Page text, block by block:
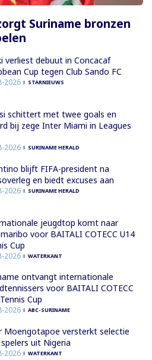
Suriname bronzen
verliest debuut in Concacaf
Cup tegen Club Sando FC
2026 STARNIEUWS
schittert met twee goals en
bij zege Inter Miami in Leagues
2026 SURINAME HERALD
blijft FIFA-president na
en biedt excuses aan
2026 SURINAME HERALD
jeugdtop komt naar
voor BAITALI COTECC U14
Cup
2026 WATERKANT
ontvangt internationale
voor BAITALI COTECC
Cup
2026 ABC-SURINAME
Moengotapoe versterkt selectie
uit Nigeria
2026 WATERKANT